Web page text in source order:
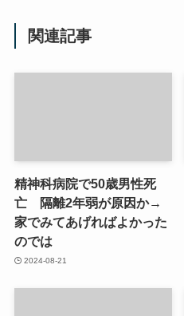
関連記事
精神科病院で50歳男性死
亡 隔離2年弱が原因か→
家でみてあげればよかった
のでは
2024-08-21